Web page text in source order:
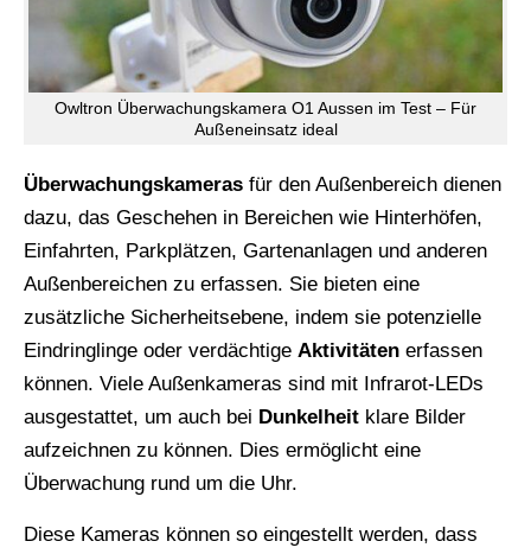
Owltron Überwachungskamera O1 Aussen im Test – Für
Außeneinsatz ideal
Überwachungskameras für den Außenbereich dienen
dazu, das Geschehen in Bereichen wie Hinterhöfen,
Einfahrten, Parkplätzen, Gartenanlagen und anderen
Außenbereichen zu erfassen. Sie bieten eine
zusätzliche Sicherheitsebene, indem sie potenzielle
Eindringlinge oder verdächtige Aktivitäten erfassen
können. Viele Außenkameras sind mit Infrarot-LEDs
ausgestattet, um auch bei Dunkelheit klare Bilder
aufzeichnen zu können. Dies ermöglicht eine
Überwachung rund um die Uhr.
Diese Kameras können so eingestellt werden, dass